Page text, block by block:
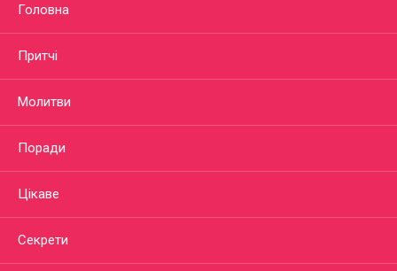
Головна
Притчі
Молитви
Поради
Цікаве
Секрети